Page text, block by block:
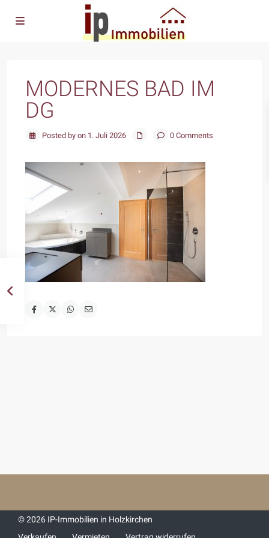
MODERNES BAD IM
DG
Posted by on 1. Juli 2026 0 Comments
© 2026 IP-Immobilien in Holzkirchen